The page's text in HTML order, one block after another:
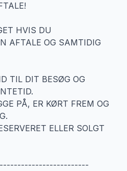
HVIS DU
AFTALE OG SAMTIDIG
TIL DIT BESØG OG
PÅ, ER KØRT FREM OG
ELLER SOLGT